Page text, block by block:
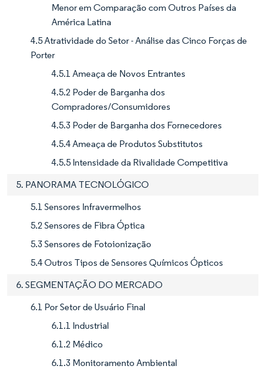
Menor em Comparação com Outros Países da
América Latina
4.5 Atratividade do Setor - Análise das Cinco Forças de
Porter
4.5.1 Ameaça de Novos Entrantes
4.5.2 Poder de Barganha dos
Compradores/Consumidores
4.5.3 Poder de Barganha dos Fornecedores
4.5.4 Ameaça de Produtos Substitutos
4.5.5 Intensidade da Rivalidade Competitiva
5. PANORAMA TECNOLÓGICO
5.1 Sensores Infravermelhos
5.2 Sensores de Fibra Óptica
5.3 Sensores de Fotoionização
5.4 Outros Tipos de Sensores Químicos Ópticos
6. SEGMENTAÇÃO DO MERCADO
6.1 Por Setor de Usuário Final
6.1.1 Industrial
6.1.2 Médico
6.1.3 Monitoramento Ambiental